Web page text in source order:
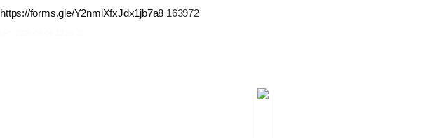
https://forms.gle/Y2nmiXfxJdx1jb7a8 163972